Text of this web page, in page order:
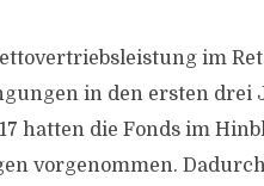
im
in den ersten drei
hatten die Fonds im
vorgenommen.